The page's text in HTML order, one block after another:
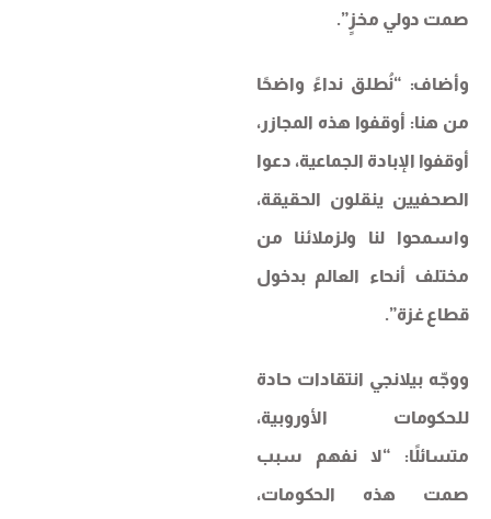
صمت دولي مخزٍ”.
وأضاف: “نُطلق نداءً واضحًا
من هنا: أوقفوا هذه المجازر،
أوقفوا الإبادة الجماعية، دعوا
الصحفيين ينقلون الحقيقة،
واسمحوا لنا ولزملائنا من
مختلف أنحاء العالم بدخول
قطاع غزة”.
ووجّه بيلانجي انتقادات حادة
للحكومات الأوروبية،
متسائلًا: “لا نفهم سبب
صمت هذه الحكومات،